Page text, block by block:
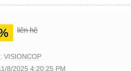
liên hệ
VISIONCOP
8/2025 4:20:25 PM